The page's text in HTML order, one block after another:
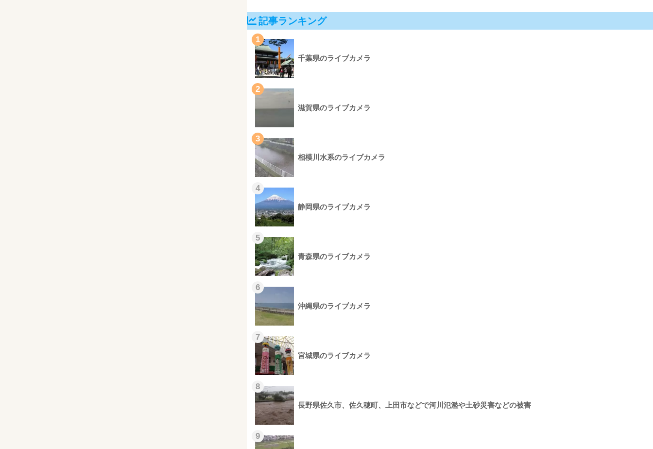
記事ランキング
1
千葉県のライブカメラ
2
滋賀県のライブカメラ
3
相模川水系のライブカメラ
4
静岡県のライブカメラ
5
青森県のライブカメラ
6
沖縄県のライブカメラ
7
宮城県のライブカメラ
8
長野県佐久市、佐久穂町、上田市などで河川氾濫や土砂災害などの被害
9